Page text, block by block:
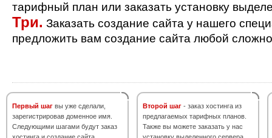
тарифный план или заказать установку
Три. Заказать создание сайта у нашего
предложить вам создание сайта любой
Первый шаг вы уже сделали,
зарегистрировав доменное имя.
Следующими шагами будут заказ
Второй шаг - заказ хостинга из
предлагаемых тарифных планов.
Также вы можете заказать у нас